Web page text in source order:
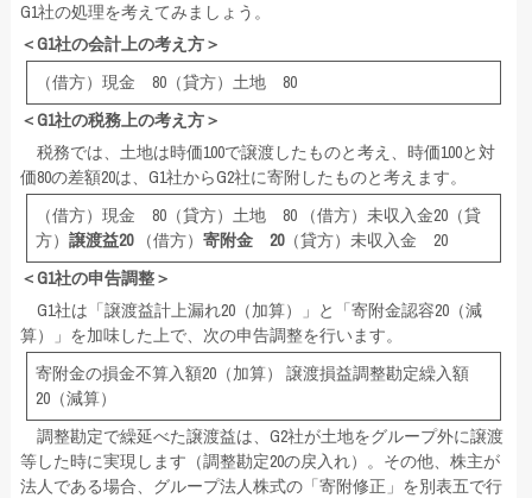
G1社の処理を考えてみましょう。
＜G1社の会計上の考え方＞
（借方）現金 80（貸方）土地 80
＜G1社の税務上の考え方＞
税務では、土地は時価100で譲渡したものと考え、時価100と対
価80の差額20は、G1社からG2社に寄附したものと考えます。
（借方）現金 80（貸方）土地 80 （借方）未収入金20（貸
方） 譲渡益20（借方） 寄附金 20（貸方）未収入金 20
＜G1社の申告調整＞
G1社は「譲渡益計上漏れ20（加算）」と「寄附金認容20（減
算）」を加味した上で、次の申告調整を行います。
寄附金の損金不算入額20（加算） 譲渡損益調整勘定繰入額
20（減算）
調整勘定で繰延べた譲渡益は、G2社が土地をグループ外に譲渡
等した時に実現します（調整勘定20の戻入れ）。その他、株主が
法人である場合、グループ法人株式の「寄附修正」を別表五で行